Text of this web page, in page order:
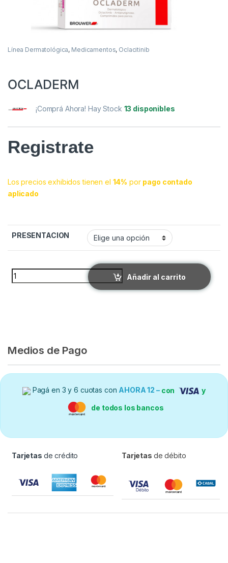
Línea Dermatológica, Medicamentos, Oclacitinib
OCLADERM
¡Comprá Ahora! Hay Stock 13 disponibles
Registrate
Los precios exhibidos tienen el 14% por pago contado
aplicado
PRESENTACION
OCLADERM quantity
Añadir al carrito
Medios de Pago
Pagá en 3 y 6 cuotas con AHORA 12 – con y
de todos los bancos
Tarjetas de crédito Tarjetas de débito